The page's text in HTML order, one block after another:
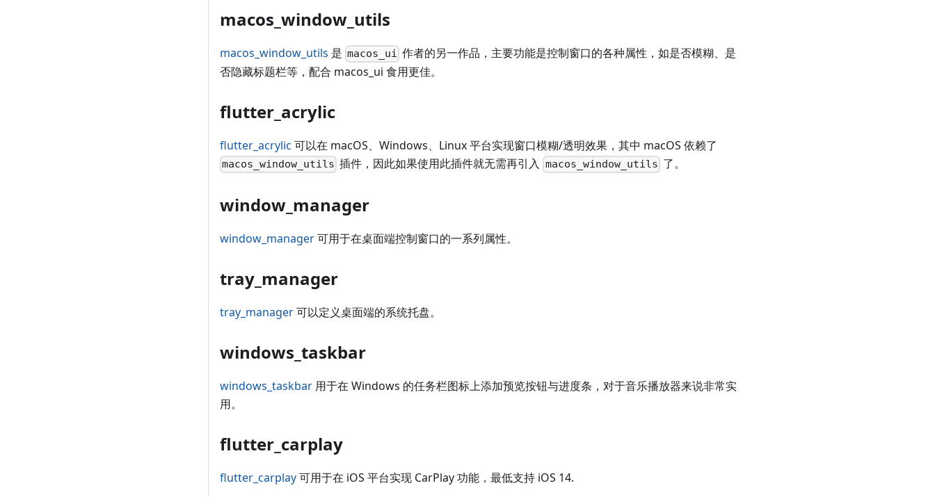
macos_window_utils
macos_window_utils 是 macos_ui 作者的另一作品，主要功能是控制窗口的各种属性，如是否模糊、是
否隐藏标题栏等，配合 macos_ui 食用更佳。
flutter_acrylic
flutter_acrylic 可以在 macOS、Windows、Linux 平台实现窗口模糊/透明效果，其中 macOS 依赖了
macos_window_utils 插件，因此如果使用此插件就无需再引入 macos_window_utils 了。
window_manager
window_manager可用于在桌面端控制窗口的一系列属性。
tray_manager
tray_manager可以定义桌面端的系统托盘。
windows_taskbar
windows_taskbar 用于在 Windows 的任务栏图标上添加预览按钮与进度条，对于音乐播放器来说非常实
用。
flutter_carplay
flutter_carplay可用于在 iOS 平台实现 CarPlay 功能，最低支持 iOS 14.